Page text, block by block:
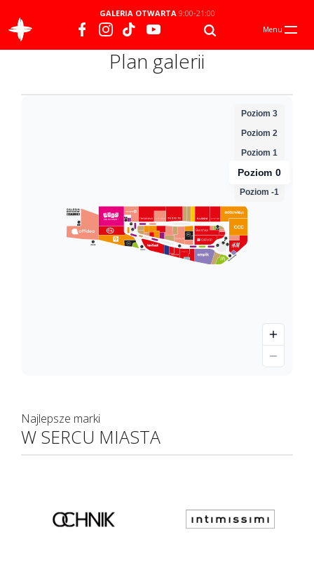
GALERIA OTWARTA9:00-21:00
Menu
Plan galerii
Najlepsze marki
W SERCU MIASTA